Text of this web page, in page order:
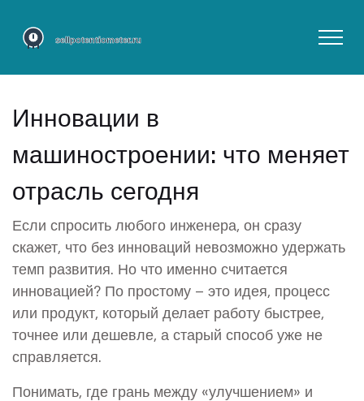
Инновации в
машиностроении: что меняет
отрасль сегодня
Если спросить любого инженера, он сразу
скажет, что без инноваций невозможно удержать
темп развития. Но что именно считается
инновацией? По простому – это идея, процесс
или продукт, который делает работу быстрее,
точнее или дешевле, а старый способ уже не
справляется.
Понимать, где грань между «улучшением» и